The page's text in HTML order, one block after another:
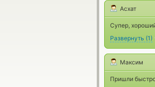
Асхат
Супер,
Развернуть (1)
Максим
Пришли